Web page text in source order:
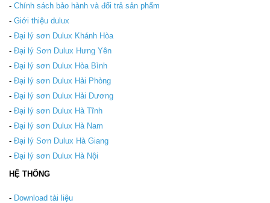
- Chính sách bảo hành và đổi trả sản phẩm
- Giới thiệu dulux
- Đại lý sơn Dulux Khánh Hòa
- Đại lý Sơn Dulux Hưng Yên
- Đại lý sơn Dulux Hòa Bình
- Đại lý sơn Dulux Hải Phòng
- Đại lý sơn Dulux Hải Dương
- Đại lý sơn Dulux Hà Tĩnh
- Đại lý sơn Dulux Hà Nam
- Đại lý Sơn Dulux Hà Giang
- Đại lý sơn Dulux Hà Nội
HỆ THỐNG
- Download tài liệu